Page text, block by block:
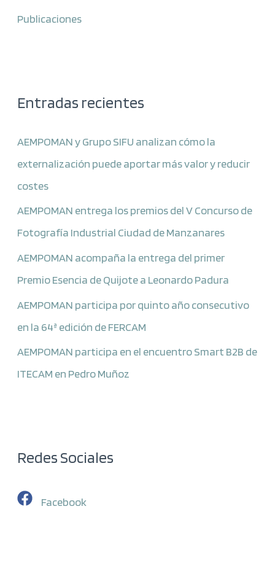
Publicaciones
Entradas recientes
AEMPOMAN y Grupo SIFU analizan cómo la
externalización puede aportar más valor y reducir
costes
AEMPOMAN entrega los premios del V Concurso de
Fotografía Industrial Ciudad de Manzanares
AEMPOMAN acompaña la entrega del primer
Premio Esencia de Quijote a Leonardo Padura
AEMPOMAN participa por quinto año consecutivo
en la 64ª edición de FERCAM
AEMPOMAN participa en el encuentro Smart B2B de
ITECAM en Pedro Muñoz
Redes Sociales
Facebook